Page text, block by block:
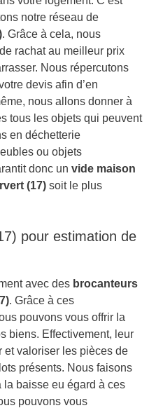
notre réseau de
. Grâce à cela, nous
rachat au meilleur prix
Nous répercutons
devis afin d’en
nous allons donner à
tous les objets qui peuvent
en déchetterie
ou objets
donc un vide maison
(17) soit le plus
pour estimation de
avec des brocanteurs
. Grâce à ces
pouvons vous offrir la
biens. Effectivement, leur
et valoriser les pièces de
présents. Nous faisons
baisse eu égard à ces
pouvons vous